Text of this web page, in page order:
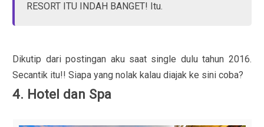
RESORT ITU INDAH BANGET! Itu.
Dikutip dari postingan aku saat single dulu tahun 2016.
Secantik itu!! Siapa yang nolak kalau diajak ke sini coba?
4. Hotel dan Spa